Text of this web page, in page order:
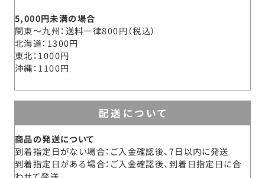
5,000円未満の場合
関東～九州 送料一律800円（税込）
北海道 1300円
東北 1000円
沖縄 1100円
配送について
商品の発送について
到着指定日がない場合：ご入金確認後、7日以内に発送
到着指定日がある場合：ご入金確認後、到着日指定日に合